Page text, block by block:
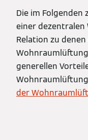
Die im Folgenden
einer
Relation zu
generellen
der